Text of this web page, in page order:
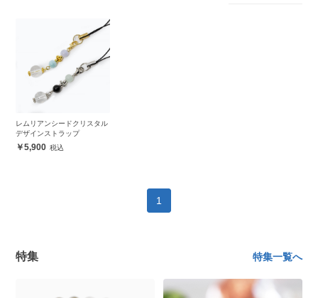
レムリアンシードクリスタル
デザインストラップ
5,900
1
特集 特集一覧へ